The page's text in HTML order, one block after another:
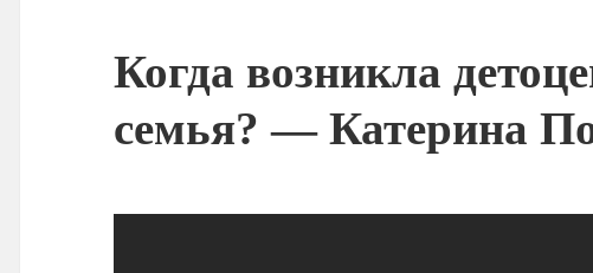
Когда возникла
семья? — Катерина